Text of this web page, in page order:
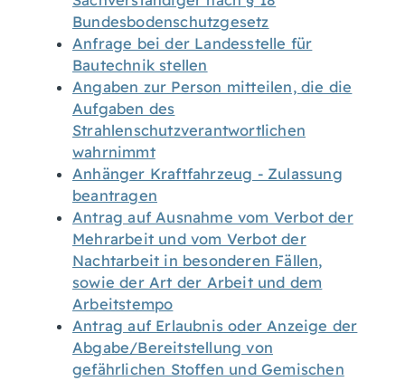
Bundesbodenschutzgesetz
Anfrage bei der Landesstelle für
Bautechnik stellen
Angaben zur Person mitteilen, die die
Aufgaben des
Strahlenschutzverantwortlichen
wahrnimmt
Anhänger Kraftfahrzeug - Zulassung
beantragen
Antrag auf Ausnahme vom Verbot der
Mehrarbeit und vom Verbot der
Nachtarbeit in besonderen Fällen,
sowie der Art der Arbeit und dem
Arbeitstempo
Antrag auf Erlaubnis oder Anzeige der
Abgabe/Bereitstellung von
gefährlichen Stoffen und Gemischen